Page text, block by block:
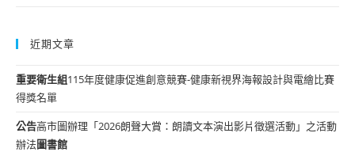
近期文章
重要衛生組115年度健康促進創意競賽-健康新視界海報設計與電繪比賽
得獎名單
公告高市圖辦理「2026朗聲大賞：朗讀文本演出影片徵選活動」之活動
辦法圖書館